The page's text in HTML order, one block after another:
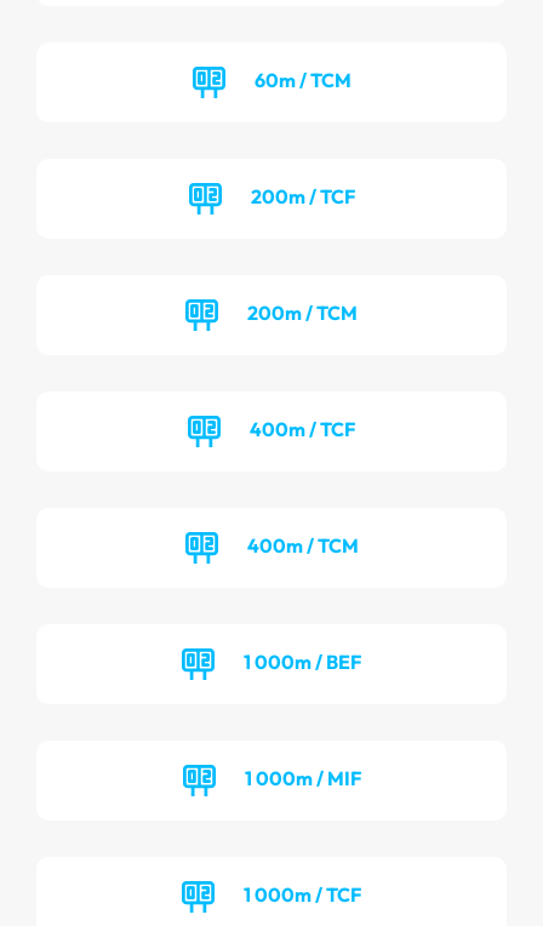
60m / TCM
200m / TCF
200m / TCM
400m / TCF
400m / TCM
1 000m / BEF
1 000m / MIF
1 000m / TCF